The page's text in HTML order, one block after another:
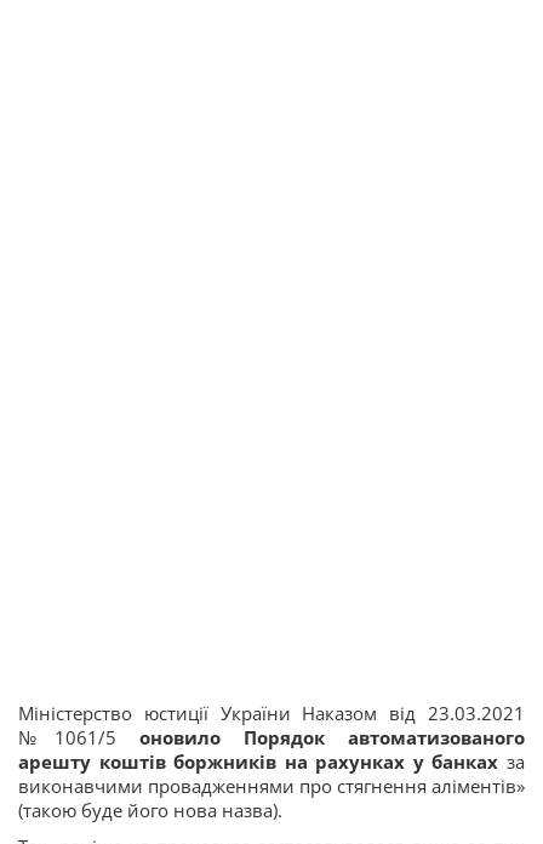
Міністерство юстиції України Наказом від 23.03.2021
№1061/5 оновило Порядок автоматизованого
арешту коштів боржників на рахунках у банках за
виконавчими провадженнями про стягнення аліментів»
(такою буде його нова назва).